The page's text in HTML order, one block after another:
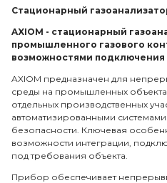
Стационарный
AXIOM - стационарный
промышленного газового
возможностями подключения
AXIOM предназначен для
среды на промышленных
отдельных производственных
автоматизированными
безопасности. Ключевая
возможности интеграции,
под требования объекта.
Прибор обеспечивает